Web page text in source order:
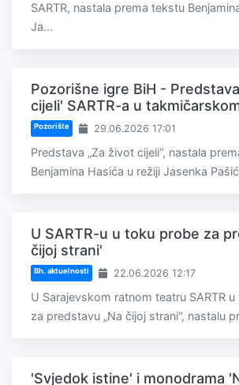
SARTR, nastala prema tekstu
Ja...
Pozorišne igre BiH -
cijeli' SARTR-a u
Pozorište 29.06.2026 17:01
Predstava „Za život cijeli“, nastala
Benjamina Hasića u režiji Jasenka
U SARTR-u u toku probe za
čijoj strani'
Bh. aktuelnosti 22.06.2026 12:17
U Sarajevskom ratnom teatru SARTR
za predstavu „Na čijoj strani“, nastalu
'Svjedok istine' i monodrama